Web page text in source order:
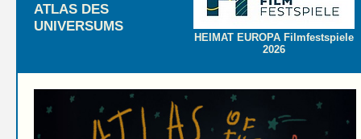
ATLAS DES
UNIVERSUMS
HEIMAT EUROPA Filmfestspiele
2026